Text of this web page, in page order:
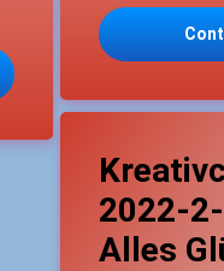
2022-07- Mini 2 –
2022-
Alles
Geübte Bastler
Glückwunschkarte